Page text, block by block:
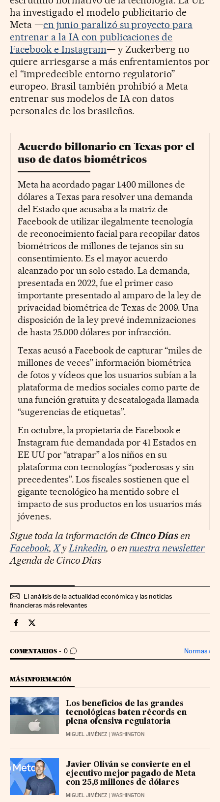
ha investigado el modelo publicitario de
Meta —en junio paralizó su proyecto para
entrenar a la IA con publicaciones de
Facebook e Instagram— y Zuckerberg no
quiere arriesgarse a más enfrentamientos por
el “impredecible entorno regulatorio”
europeo. Brasil también prohibió a Meta
entrenar sus modelos de IA con datos
personales de los brasileños.
Acuerdo billonario en Texas por el
uso de datos biométricos
Meta ha acordado pagar 1.400 millones de
dólares a Texas para resolver una demanda
del Estado que acusaba a la matriz de
Facebook de utilizar ilegalmente tecnología
de reconocimiento facial para recopilar datos
biométricos de millones de tejanos sin su
consentimiento. Es el mayor acuerdo
alcanzado por un solo estado. La demanda,
presentada en 2022, fue el primer caso
importante presentado al amparo de la ley de
privacidad biométrica de Texas de 2009. Una
disposición de la ley prevé indemnizaciones
de hasta 25.000 dólares por infracción.
Texas acusó a Facebook de capturar “miles de
millones de veces” información biométrica
de fotos y vídeos que los usuarios subían a la
plataforma de medios sociales como parte de
una función gratuita y descatalogada llamada
“sugerencias de etiquetas”.
En octubre, la propietaria de Facebook e
Instagram fue demandada por 41 Estados en
EE UU por “atrapar” a los niños en su
plataforma con tecnologías “poderosas y sin
precedentes”. Los fiscales sostienen que el
gigante tecnológico ha mentido sobre el
impacto de sus productos en los usuarios más
jóvenes.
Sigue toda la información de Cinco Díasen
Facebook,XyLinkedin, o ennuestra newsletter
Agenda de Cinco Días
El análisis de la actualidad económica y las noticias
financieras más relevantes
Companias Cinco Días en Facebook
Companias Cinco Días en Twitter
COMENTARIOS 0
IR A LOS COMENTARIOS Normas›
MÁS INFORMACIÓN
Los beneficios de las grandes
tecnológicas baten récords en
plena ofensiva regulatoria
MIGUEL JIMÉNEZ | WASHINGTON
Javier Oliván se convierte en el
ejecutivo mejor pagado de Meta
con 25,6 millones de dólares
MIGUEL JIMÉNEZ | WASHINGTON